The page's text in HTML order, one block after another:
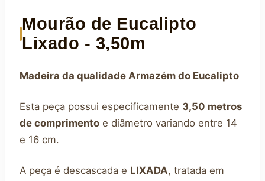
Mourão de Eucalipto
Lixado - 3,50m
Madeira da qualidade Armazém do Eucalipto
Esta peça possui especificamente 3,50 metros
de comprimento e diâmetro variando entre 14
e 16 cm.
A peça é descascada e LIXADA, tratada em